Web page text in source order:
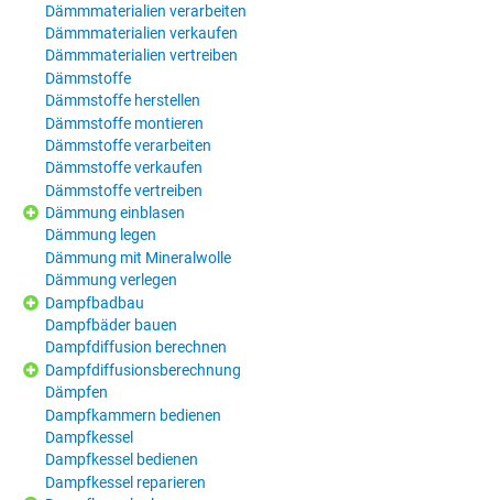
Dämmmaterialien verarbeiten
Dämmmaterialien verkaufen
Dämmmaterialien vertreiben
Dämmstoffe
Dämmstoffe herstellen
Dämmstoffe montieren
Dämmstoffe verarbeiten
Dämmstoffe verkaufen
Dämmstoffe vertreiben
Dämmung einblasen
Dämmung legen
Dämmung mit Mineralwolle
Dämmung verlegen
Dampfbadbau
Dampfbäder bauen
Dampfdiffusion berechnen
Dampfdiffusionsberechnung
Dämpfen
Dampfkammern bedienen
Dampfkessel
Dampfkessel bedienen
Dampfkessel reparieren